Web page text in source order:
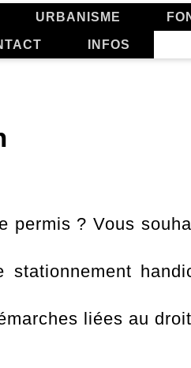
URBANISME
INFOS
? Vous
liées au